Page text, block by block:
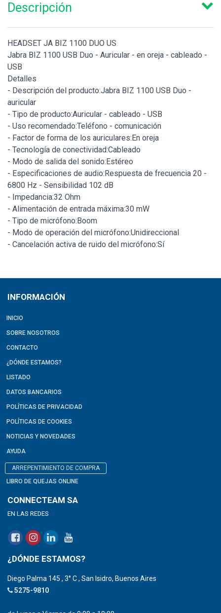
Descripción
HEADSET JA BIZ 1100 DUO US
Jabra BIZ 1100 USB Duo - Auricular - en oreja - cableado -
USB
Detalles
- Descripción del producto:Jabra BIZ 1100 USB Duo -
auricular
- Tipo de producto:Auricular - cableado - USB
- Uso recomendado:Teléfono - comunicación
- Factor de forma de los auriculares:En oreja
- Tecnología de conectividad:Cableado
- Modo de salida del sonido:Estéreo
- Especificaciones de audio:Respuesta de frecuencia 20 -
6800 Hz - Sensibilidad 102 dB
- Impedancia:32 Ohm
- Alimentación de entrada máxima:30 mW
- Tipo de micrófono:Boom
- Modo de operación del micrófono:Unidireccional
- Cancelación activa de ruido del micrófono:Sí
INFORMACIÓN
INICIO
SOBRE NOSOTROS
CONTACTO
¿DÓNDE ESTAMOS?
LISTADO
DATOS BANCARIOS
POLÍTICAS DE PRIVACIDAD
POLÍTICAS DE COOKIES
NOTICIAS Y NOVEDADES
AYUDA
ARREPENTIMIENTO DE COMPRA
LIBRO DE QUEJAS ONLINE
CONNECTEAM SA
EN LAS REDES
¿DÓNDE ESTAMOS?
Diego Palma 145 , 3° C , San Isidro, Buenos Aires
5275-9810